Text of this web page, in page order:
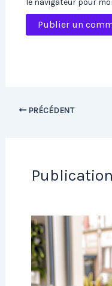
PRÉCÉDENT